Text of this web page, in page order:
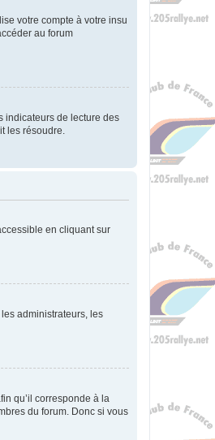
votre compte à votre insu
au forum
indicateurs de lecture des
les résoudre.
en cliquant sur
administrateurs, les
qu’il corresponde à la
du forum. Donc si vous